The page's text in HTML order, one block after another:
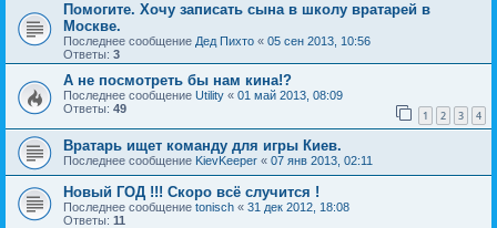
Помогите. Хочу записать сына в школу вратарей в
Москве.
Последнее сообщение Дед Пихто « 05 сен 2013, 10:56
Ответы: 3
А не посмотреть бы нам кина!?
Последнее сообщение Utility « 01 май 2013, 08:09
Ответы: 49 1 2 3 4
Вратарь ищет команду для игры Киев.
Последнее сообщение KievKeeper « 07 янв 2013, 02:11
Новый ГОД !!! Скоро всё случится !
Последнее сообщение tonisch « 31 дек 2012, 18:08
Ответы: 11